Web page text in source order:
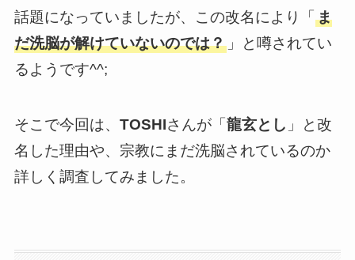
話題になっていましたが、この改名により「ま
だ洗脳が解けていないのでは？」と噂されてい
るようです^^;
そこで今回は、 TOSHIさんが「 龍玄とし 」と改
名した理由や、宗教にまだ洗脳されているのか
詳しく調査してみました。